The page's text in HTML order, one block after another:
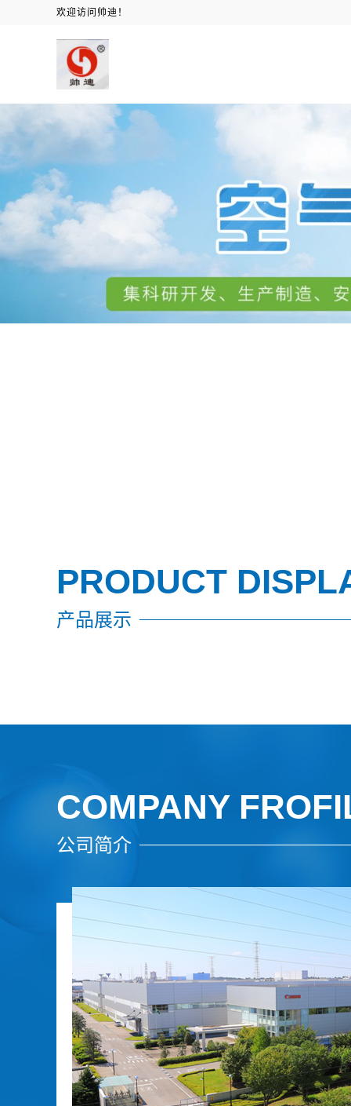
欢迎访问帅迪！
PRODUCT
产品展示
COMPANY
公司简介